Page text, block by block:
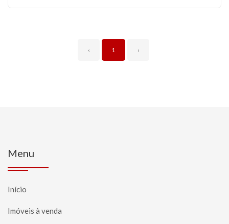
‹ 1 ›
Menu
Início
Imóveis à venda